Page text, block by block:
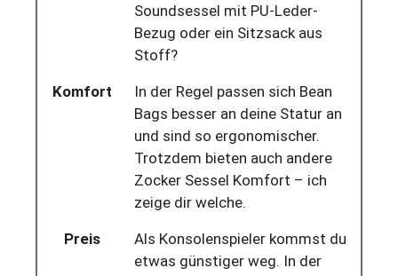
Soundsessel mit PU-Leder-
Bezug oder ein Sitzsack aus
Stoff?
Komfort
In der Regel passen sich Bean
Bags besser an deine Statur an
und sind so ergonomischer.
Trotzdem bieten auch andere
Zocker Sessel Komfort – ich
zeige dir welche.
Preis
Als Konsolenspieler kommst du
etwas günstiger weg. In der